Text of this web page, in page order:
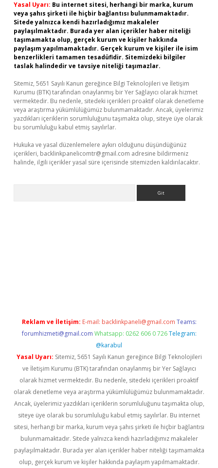
Yasal Uyarı: Bu internet sitesi, herhangi bir marka, kurum
veya şahıs şirketi ile hiçbir bağlantısı bulunmamaktadır.
Sitede yalnızca kendi hazırladığımız makaleler
paylaşılmaktadır. Burada yer alan içerikler haber niteliği
taşımamakta olup, gerçek kurum ve kişiler hakkında
paylaşım yapılmamaktadır. Gerçek kurum ve kişiler ile isim
benzerlikleri tamamen tesadüfidir. Sitemizdeki bilgiler
taslak halindedir ve tavsiye niteliği taşımazlar.
Sitemiz, 5651 Sayılı Kanun gereğince Bilgi Teknolojileri ve İletişim
Kurumu (BTK) tarafından onaylanmış bir Yer Sağlayıcı olarak hizmet
vermektedir. Bu nedenle, sitedeki içerikleri proaktif olarak denetleme
veya araştırma yükümlülüğümüz bulunmamaktadır. Ancak, üyelerimiz
yazdıkları içeriklerin sorumluluğunu taşımakta olup, siteye üye olarak
bu sorumluluğu kabul etmiş sayılırlar.
Hukuka ve yasal düzenlemelere aykırı olduğunu düşündüğünüz
içerikleri, backlinkpanelicomtr@gmail.com adresine bildirmeniz
halinde, ilgili içerikler yasal süre içerisinde sitemizden kaldırılacaktır.
Reklam ve İletişim: E-mail: backlinkpaneli@gmail.com Teams:
forumhizmeti@gmail.com Whatsapp: 0262 606 0 726 Telegram:
@karabul
Yasal Uyarı: Sitemiz, 5651 Sayılı Kanun gereğince Bilgi Teknolojileri
ve İletişim Kurumu (BTK) tarafından onaylanmış bir Yer Sağlayıcı
olarak hizmet vermektedir. Bu nedenle, sitedeki içerikleri proaktif
olarak denetleme veya araştırma yükümlülüğümüz bulunmamaktadır.
Ancak, üyelerimiz yazdıkları içeriklerin sorumluluğunu taşımakta olup,
siteye üye olarak bu sorumluluğu kabul etmiş sayılırlar. Bu internet
sitesi, herhangi bir marka, kurum veya şahıs şirketi ile hiçbir bağlantısı
bulunmamaktadır. Sitede yalnızca kendi hazırladığımız makaleler
paylaşılmaktadır. Burada yer alan içerikler haber niteliği taşımamakta
olup, gerçek kurum ve kişiler hakkında paylaşım yapılmamaktadır.